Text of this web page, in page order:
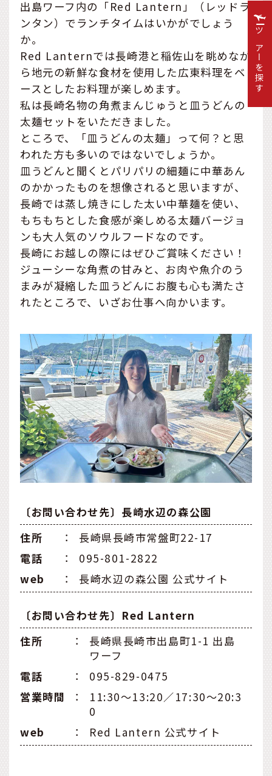
出島ワーフ内の「Red Lantern」（レッドラ
ンタン）でランチタイムはいかがでしょう
か。
Red Lanternでは長崎港と稲佐山を眺めなが
ら地元の新鮮な食材を使用した広東料理をベ
ースとしたお料理が楽しめます。
私は長崎名物の角煮まんじゅうと皿うどんの
太麺セットをいただきました。
ところで、「皿うどんの太麺」って何？と思
われた方も多いのではないでしょうか。
皿うどんと聞くとパリパリの細麺に中華あん
のかかったものを想像されると思いますが、
長崎では蒸し焼きにした太い中華麺を使い、
もちもちとした食感が楽しめる太麺バージョ
ンも大人気のソウルフードなのです。
長崎にお越しの際にはぜひご賞味ください！
ジューシーな角煮の甘みと、お肉や魚介のう
まみが凝縮した皿うどんにお腹も心も満たさ
れたところで、いざお仕事へ向かいます。
〔お問い合わせ先〕長崎水辺の森公園
住所
：
長崎県長崎市常盤町22-17
電話
：
095-801-2822
web
： 長崎水辺の森公園 公式サイト
〔お問い合わせ先〕Red Lantern
住所
：
長崎県長崎市出島町1-1 出島
ワーフ
電話
：
095-829-0475
営業時間
：
11:30〜13:20／17:30〜20:3
0
web
： Red Lantern 公式サイト
ツアーを探す